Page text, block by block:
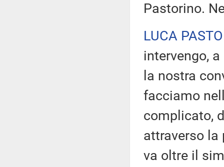
Pastorino.
LUCA
intervengo,
la nostra
facciamo
complicato,
attraverso la
va oltre il